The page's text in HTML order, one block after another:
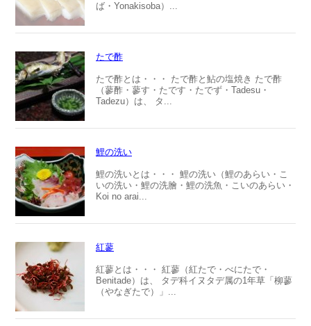
ば・Yonakisoba）...
たで酢
たで酢とは・・・ たで酢と鮎の塩焼き たで酢
（蓼酢・蓼す・たです・たでず・Tadesu・
Tadezu）は、 タ...
鯉の洗い
鯉の洗いとは・・・ 鯉の洗い（鯉のあらい・こ
いの洗い・鯉の洗膾・鯉の洗魚・こいのあらい・
Koi no arai...
紅蓼
紅蓼とは・・・ 紅蓼（紅たで・べにたで・
Benitade）は、 タデ科イヌタデ属の1年草「柳蓼
（やなぎたで）」...